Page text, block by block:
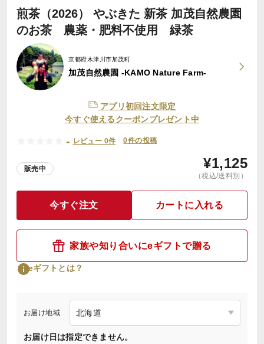
煎茶（2026） やぶきた 新茶 加茂自然農園
のお茶 農薬・肥料不使用 緑茶
京都府木津川市加茂町
加茂自然農園 -KAMO Nature Farm-
アプリ初回注文限定
今すぐ使えるクーポンプレゼント中
- レビュー 0件 0件の投稿
販売中 ¥1,125
（税込/送料別）
今すぐ注文 カートに入れる
家族や知り合いにeギフトで贈る
eギフトとは？
お届け地域
お届け日は指定できません。